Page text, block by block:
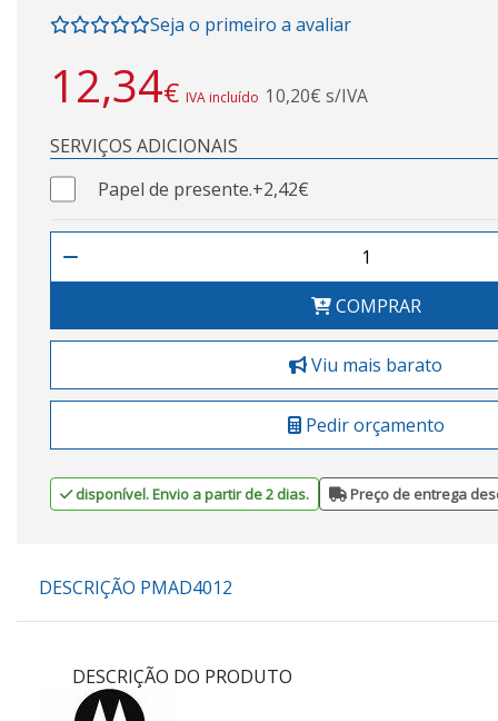
Seja o primeiro a avaliar
12,34€ IVA incluído 10,20€ s/IVA
SERVIÇOS ADICIONAIS
Papel de presente.+2,42€
COMPRAR
Viu mais barato
Pedir orçamento
disponível. Envio a partir de 2 dias. Preço de entrega
DESCRIÇÃO PMAD4012
DESCRIÇÃO DO PRODUTO